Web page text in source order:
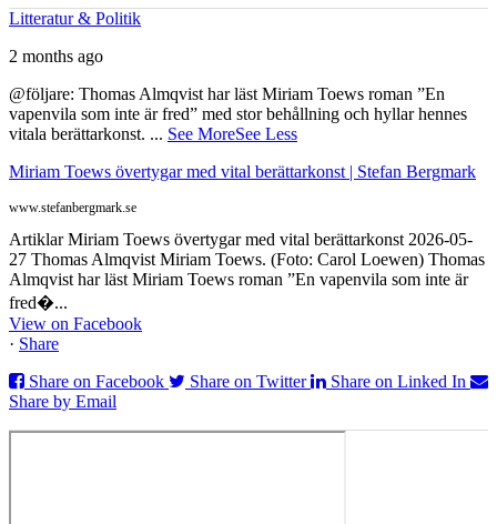
Litteratur & Politik
2 months ago
@följare: Thomas Almqvist har läst Miriam Toews roman ”En
vapenvila som inte är fred” med stor behållning och hyllar hennes
vitala berättarkonst. ... See MoreSee Less
Miriam Toews övertygar med vital berättarkonst | Stefan Bergmark
www.stefanbergmark.se
Artiklar Miriam Toews övertygar med vital berättarkonst 2026-05-
27 Thomas Almqvist Miriam Toews. (Foto: Carol Loewen) Thomas
Almqvist har läst Miriam Toews roman ”En vapenvila som inte är
fred�...
View on Facebook
· Share
Share on Facebook
Share on Twitter
Share on Linked In
Share by Email